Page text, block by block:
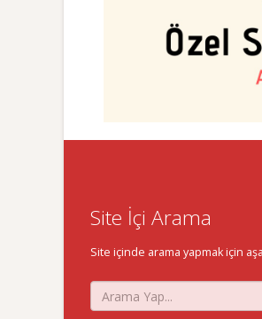
Site İçi Arama
Site içinde arama yapmak için